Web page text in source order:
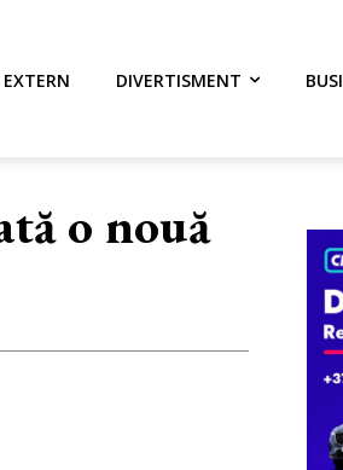
EXTERN DIVERTISMENT
o nouă